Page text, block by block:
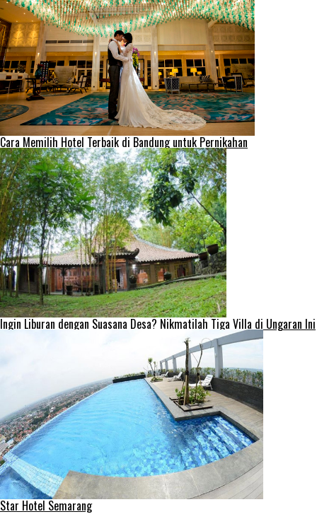
Cara Memilih Hotel Terbaik di Bandung untuk Pernikahan
Ingin Liburan dengan Suasana Desa? Nikmatilah Tiga Villa di Ungaran Ini
Star Hotel Semarang